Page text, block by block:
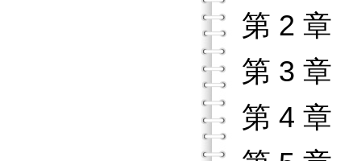
第 2 章
第 3 章
第 4 章